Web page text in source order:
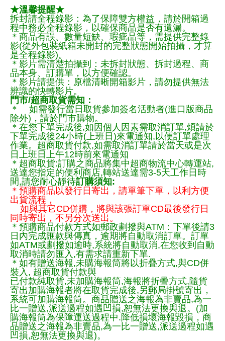
★溫馨提醒★
拆封請全程錄影：為了保障雙方權益，請於開箱過
程中務必全程錄影，以確保商品是否有遺漏。
＊商品有誤、數量短缺、瑕疵品等，需提供完整錄
影(從外包裝紙箱未開封的完整狀態開始拍攝，才算
是全程錄影)。
＊影片需清楚拍攝到：未拆封狀態、拆封過程、商
品本身、訂購單，以方便確認。
＊影片請提供：原檔清晰開箱影片，請勿提供無法
辨識的快轉影片。
門市/超商取貨需知：
＊ 如需發行當日取貨參加簽名活動者(進口版商品
除外)，請於門市購物。
＊在您下單完成後,如因個人因素需取消訂單,煩請於
下單完成後24小時(上班日)來電通知,以便訂單處理
作業。超商取貨付款,如需取消訂單請於當天或是次
日上班日上午12時前來電通知
＊超商取貨:訂購之商品將集中超商物流中心轉運站,
送達您指定的便利商店,轉站送達需3-5天工作日時
間,請您耐心靜待訂購須知:
＊預購商品以發行日寄出，請單筆下單，以利方便
出貨流程，
如與其它CD併購，將與該張訂單CD最後發行日
同時寄出，不另分次送出。
＊預購商品付款方式如郵政劃撥與ATM：下單後請3
日內完成匯款與傳真，逾期將自動取消訂單。訂單
如ATM或劃撥如逾時,系統將自動取消,在您收到自動
取消時請勿匯入,有需求請重新下單.
＊如有贈送海報,未購海報筒將以折疊方式,與CD併
裝入, 超商取貨付款與
已付款純取貨,未加購海報筒,海報將折疊方式,隨貨
寄出加購海報者將在取貨完成後,另郵局掛號寄出，
系統可加購海報筒。商品贈送之海報為非賣品,為一
比一贈送,派送過程如遇凹損,恕無法更換與退。(加
購海報筒為保障運送過程中.降低損壞海報毀損，商
品贈送之海報為非賣品,為一比一贈送,派送過程如遇
凹損,恕無法更換與退)。